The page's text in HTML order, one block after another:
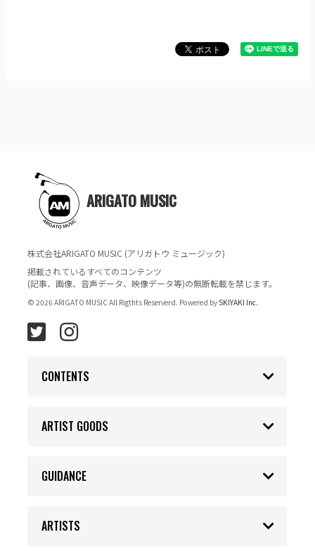
ARIGATO MUSIC
株式会社ARIGATO MUSIC (アリガトウ ミュージック)
掲載されているすべてのコンテンツ
(記事、画像、音声データ、映像データ等)の無断転載を禁じます。
© 2026 ARIGATO MUSIC All Rigthts Reserverd. Powered by SKIYAKI Inc.
CONTENTS
ARTIST GOODS
GUIDANCE
ARTISTS